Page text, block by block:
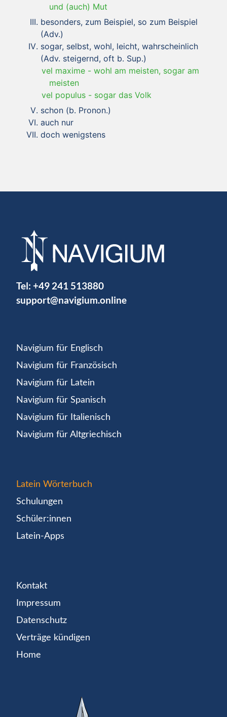
und (auch) Mut
besonders, zum Beispiel, so zum Beispiel
(Adv.)
sogar, selbst, wohl, leicht, wahrscheinlich
(Adv. steigernd, oft b. Sup.)
vel maxime - wohl am meisten, sogar am
meisten
vel populus - sogar das Volk
schon (b. Pronon.)
auch nur
doch wenigstens
Tel: +49 241 513880
support@navigium.online
Navigium für Englisch
Navigium für Französisch
Navigium für Latein
Navigium für Spanisch
Navigium für Italienisch
Navigium für Altgriechisch
Latein Wörterbuch
Schulungen
Schüler:innen
Latein-Apps
Kontakt
Impressum
Datenschutz
Verträge kündigen
Home